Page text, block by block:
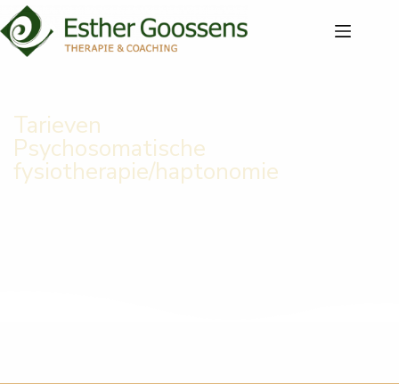
Tarieven
Psychosomatische
fysiotherapie/haptonomie